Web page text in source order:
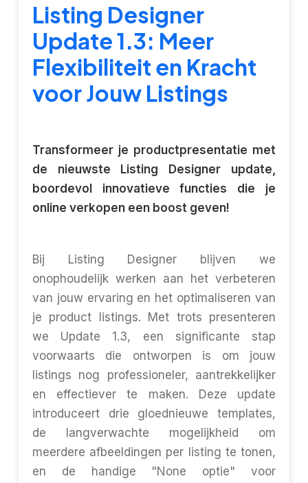
Listing Designer
Update 1.3: Meer
Flexibiliteit en Kracht
voor Jouw Listings
Transformeer je productpresentatie met
de nieuwste Listing Designer update,
boordevol innovatieve functies die je
online verkopen een boost geven!
Bij Listing Designer blijven we
onophoudelijk werken aan het verbeteren
van jouw ervaring en het optimaliseren van
je product listings. Met trots presenteren
we Update 1.3, een significante stap
voorwaarts die ontworpen is om jouw
listings nog professioneler, aantrekkelijker
en effectiever te maken. Deze update
introduceert drie gloednieuwe templates,
de langverwachte mogelijkheid om
meerdere afbeeldingen per listing te tonen,
en de handige "None optie" voor